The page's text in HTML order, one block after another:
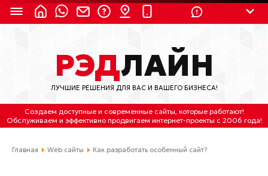
8 (800) 550-9899 (с 2:30 до 11:30 по
Мск)
Бесплатно по России
(4212) 658-653
(4212) 637-673
РЭДЛАЙН
ЛУЧШИЕ РЕШЕНИЯ ДЛЯ ВАС И ВАШЕГО БИЗНЕСА!
Создаем доступные и современные сайты, которые работают!
Обслуживаем и эффективно продвигаем интернет-проекты с 2006 года!
Главная Web сайты Как разработать особенный сайт?